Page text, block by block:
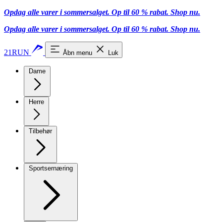
Opdag alle varer i sommersalget. Op til 60 % rabat. Shop nu.
Opdag alle varer i sommersalget. Op til 60 % rabat. Shop nu.
21RUN Åbn menu Luk
Dame
Herre
Tilbehør
Sportsernæring